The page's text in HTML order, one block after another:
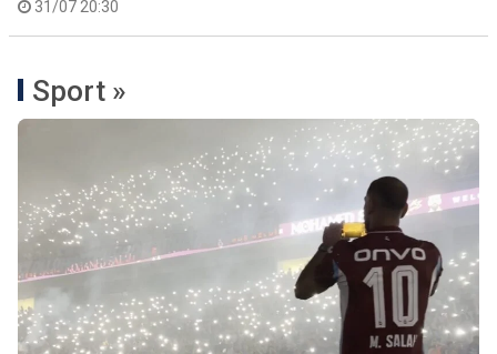
31/07 20:30
Sport »